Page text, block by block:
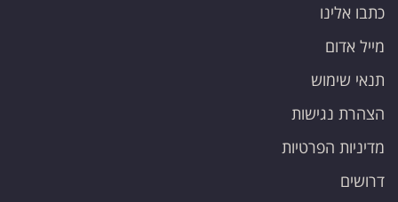
כתבו אלינו
מייל אדום
תנאי שימוש
הצהרת נגישות
מדיניות הפרטיות
דרושים